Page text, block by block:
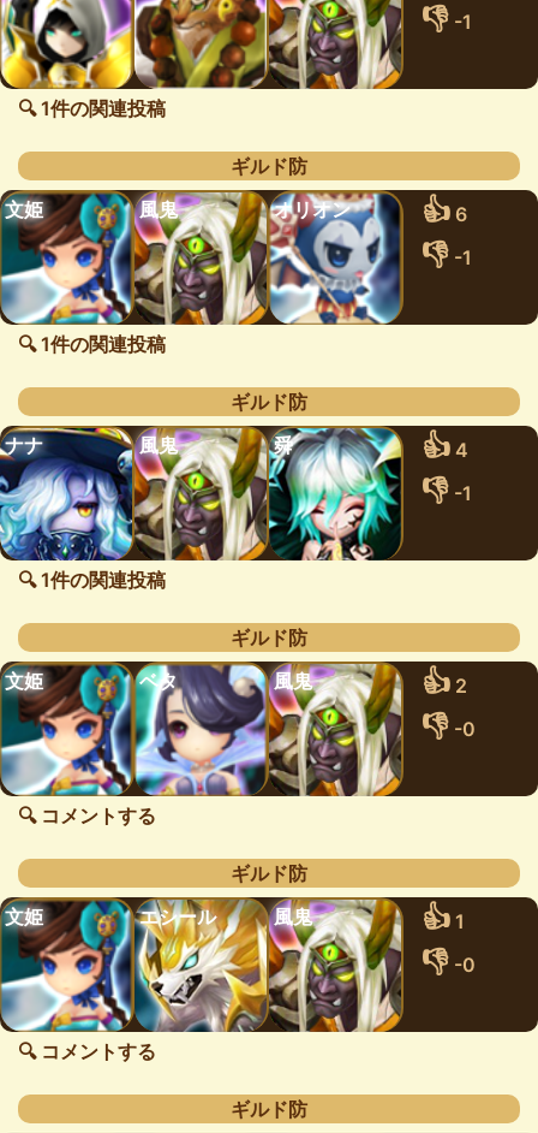
👎 -1
🔍 1件の関連投稿
ギルド防
文姫
風鬼 オリオン 👍 6
👎 -1
🔍 1件の関連投稿
ギルド防
ナナ
風鬼 舜 👍 4
👎 -1
🔍 1件の関連投稿
ギルド防
文姫
ベタ 風鬼 👍 2
👎 -0
🔍 コメントする
ギルド防
文姫
エシール 風鬼 👍 1
👎 -0
🔍 コメントする
ギルド防